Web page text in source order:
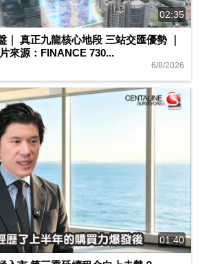
02:35
｜ 真正九龍核心地段 三站交匯優勢 ｜
來源：FINANCE 730...
6/8/2026
01:40